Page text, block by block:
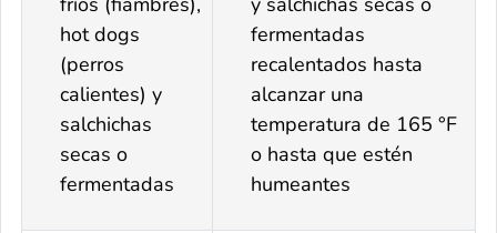
hot dogs
(perros
calientes) y
salchichas
secas o
fermentadas
fermentadas
recalentados hasta
alcanzar una
temperatura de 165 °F
o hasta que estén
humeantes